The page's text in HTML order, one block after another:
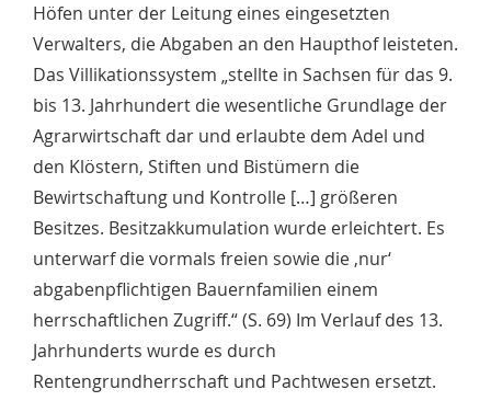
Höfen unter der Leitung eines eingesetzten
Verwalters, die Abgaben an den Haupthof leisteten.
Das Villikationssystem „stellte in Sachsen für das 9.
bis 13. Jahrhundert die wesentliche Grundlage der
Agrarwirtschaft dar und erlaubte dem Adel und
den Klöstern, Stiften und Bistümern die
Bewirtschaftung und Kontrolle […] größeren
Besitzes. Besitzakkumulation wurde erleichtert. Es
unterwarf die vormals freien sowie die ‚nur‘
abgabenpflichtigen Bauernfamilien einem
herrschaftlichen Zugriff.“ (S. 69) Im Verlauf des 13.
Jahrhunderts wurde es durch
Rentengrundherrschaft und Pachtwesen ersetzt.